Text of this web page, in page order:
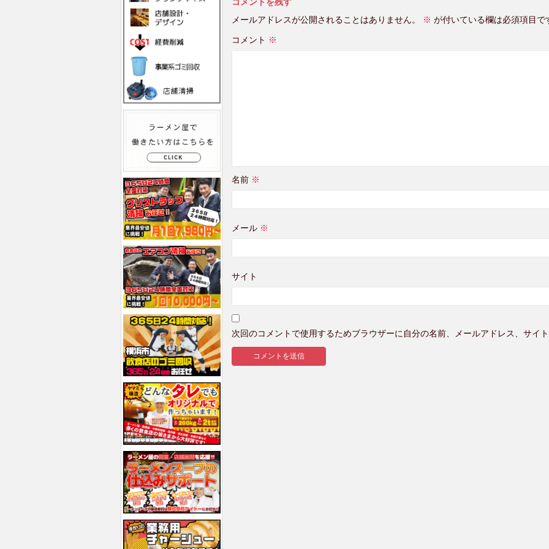
コメントを残す
メールアドレスが公開されることはありません。
※ が付いている欄は必須項目で
コメント ※
名前 ※
メール ※
サイト
次回のコメントで使用するためブラウザーに自分の名前、メールアドレス、サイ